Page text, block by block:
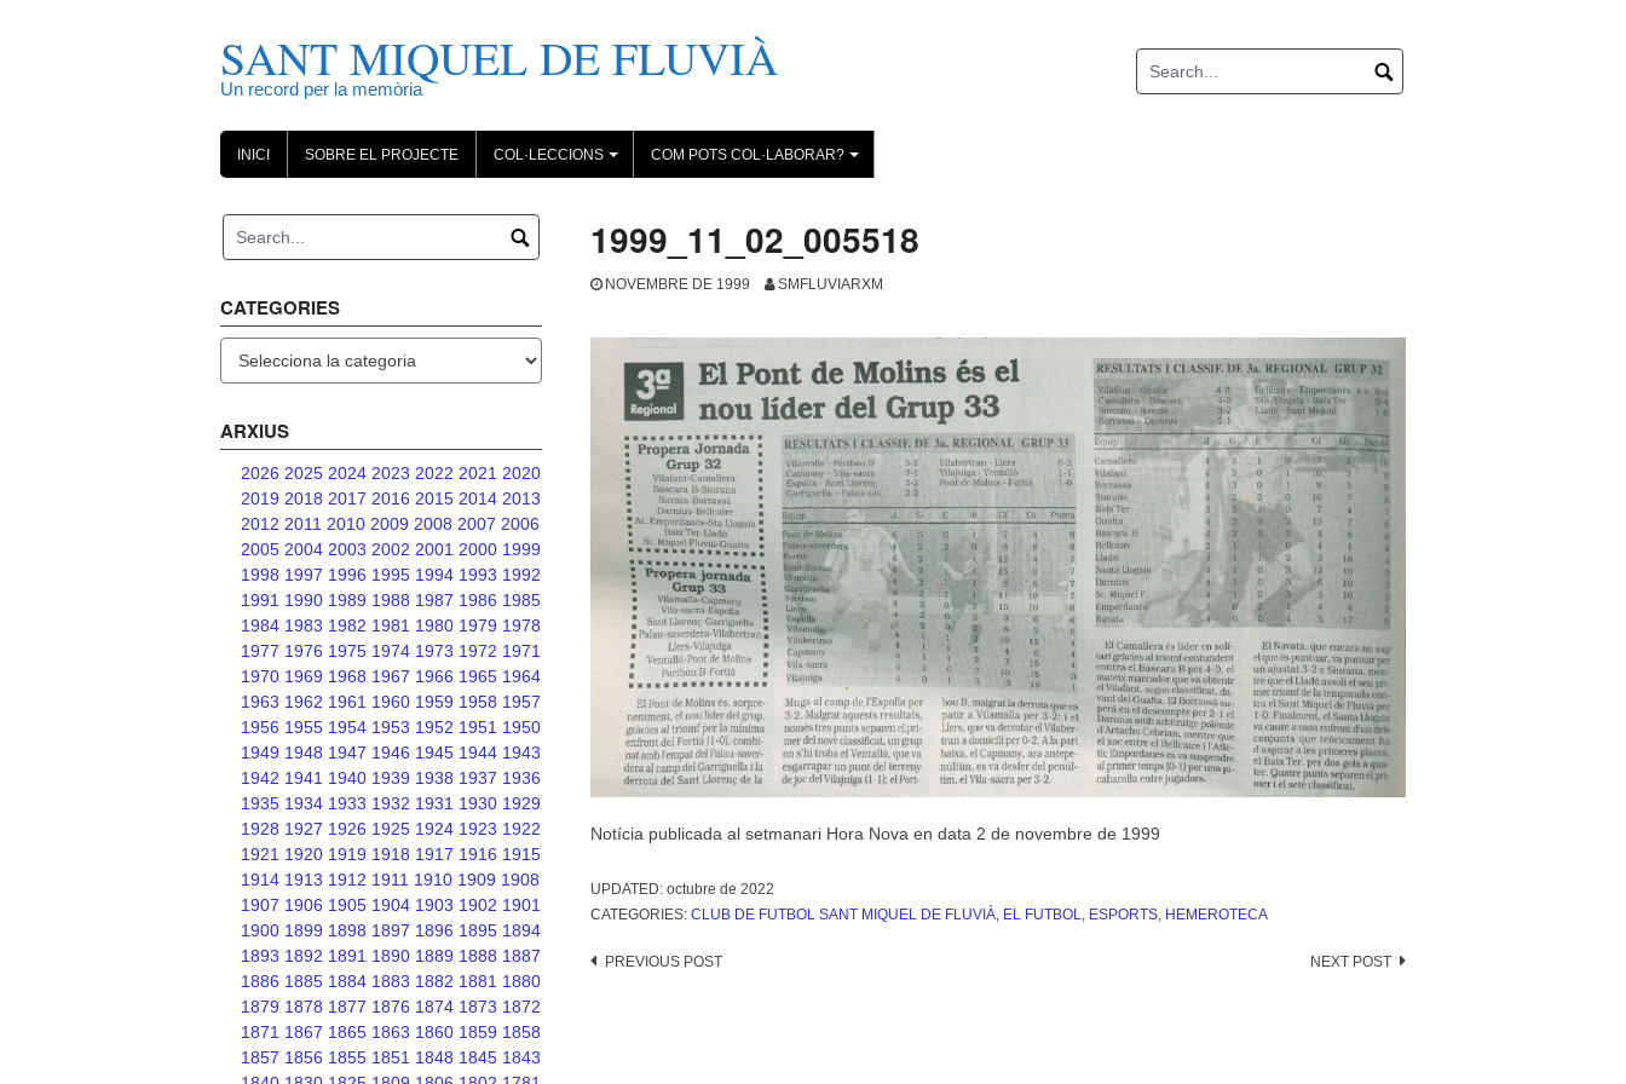
SANT MIQUEL DE FLUVIÀ
Un record per la memòria
INICI SOBRE EL PROJECTE
+
COL·LECCIONS
+
COM POTS COL·LABORAR?
1999_11_02_005518
NOVEMBRE DE 1999 SMFLUVIARXM
Notícia publicada al setmanari Hora Nova en data 2 de novembre de 1999
UPDATED: octubre de 2022
CATEGORIES: CLUB DE FUTBOL SANT MIQUEL DE FLUVIÀ EL FUTBOL ESPORTS HEMEROTECA
Post
PREVIOUS POST NEXT POST
CATEGORIES
ARXIUS
2026 2025 2024 2023 2022 2021 2020
2019 2018 2017 2016 2015 2014 2013
2012 2011 2010 2009 2008 2007 2006
2005 2004 2003 2002 2001 2000 1999
1998 1997 1996 1995 1994 1993 1992
1991 1990 1989 1988 1987 1986 1985
1984 1983 1982 1981 1980 1979 1978
1977 1976 1975 1974 1973 1972 1971
1970 1969 1968 1967 1966 1965 1964
1963 1962 1961 1960 1959 1958 1957
1956 1955 1954 1953 1952 1951 1950
1949 1948 1947 1946 1945 1944 1943
1942 1941 1940 1939 1938 1937 1936
1935 1934 1933 1932 1931 1930 1929
1928 1927 1926 1925 1924 1923 1922
1921 1920 1919 1918 1917 1916 1915
1914 1913 1912 1911 1910 1909 1908
1907 1906 1905 1904 1903 1902 1901
1900 1899 1898 1897 1896 1895 1894
1893 1892 1891 1890 1889 1888 1887
1886 1885 1884 1883 1882 1881 1880
1879 1878 1877 1876 1874 1873 1872
1871 1867 1865 1863 1860 1859 1858
1857 1856 1855 1851 1848 1845 1843